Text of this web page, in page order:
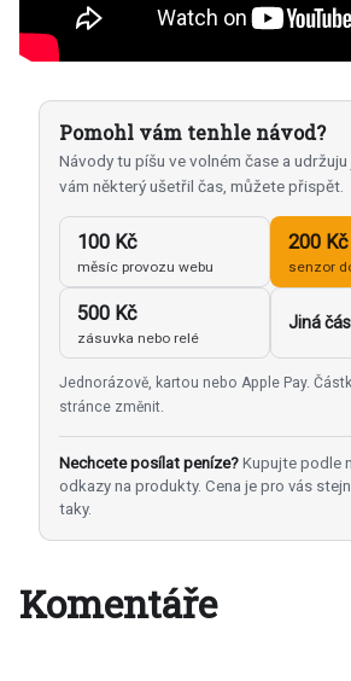
Pomohl vám tenhle návod?
Návody tu píšu ve volném čase a udržuju
vám některý ušetřil čas, můžete přispět.
100 Kč
měsíc provozu webu
200 Kč
senzor
500 Kč
zásuvka nebo relé
Jiná
Jednorázově, kartou nebo Apple Pay.
stránce změnit.
Nechcete posílat peníze? Kupujte podle
odkazy na produkty. Cena je pro vás
taky.
Komentáře